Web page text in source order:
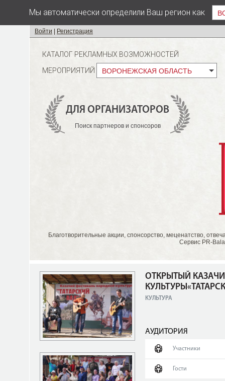
Мы автоматически определили Ваш регион как
Войти Регистрация
КАТАЛОГ РЕКЛАМНЫХ ВОЗМОЖНОСТЕЙ
МЕРОПРИЯТИЙ
ВОРОНЕЖСКАЯ ОБЛАСТЬ
ДЛЯ ОРГАНИЗАТОРОВ
Поиск партнеров и спонсоров
Благотворительные акции, спонсорство, меценатство,
Сервис PR-
ОТКРЫТЫЙ
КУЛЬТУРА
АУДИТОРИЯ
Участники
Гости